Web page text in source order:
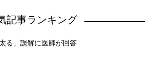
記事ランキング
太る」誤解に医師が回答